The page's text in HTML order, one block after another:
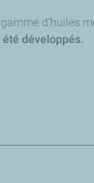
d’huiles
développés.
et